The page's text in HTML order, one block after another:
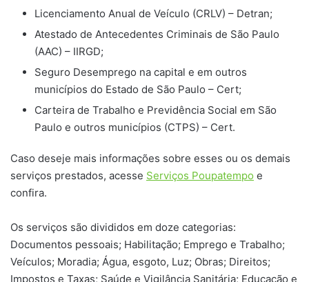
Licenciamento Anual de Veículo (CRLV) – Detran;
Atestado de Antecedentes Criminais de São Paulo
(AAC) – IIRGD;
Seguro Desemprego na capital e em outros
municípios do Estado de São Paulo – Cert;
Carteira de Trabalho e Previdência Social em São
Paulo e outros municípios (CTPS) – Cert.
Caso deseje mais informações sobre esses ou os demais
serviços prestados, acesse Serviços Poupatempo e
confira.
Os serviços são divididos em doze categorias:
Documentos pessoais; Habilitação; Emprego e Trabalho;
Veículos; Moradia; Água, esgoto, Luz; Obras; Direitos;
Impostos e Taxas; Saúde e Vigilância Sanitária; Educação e